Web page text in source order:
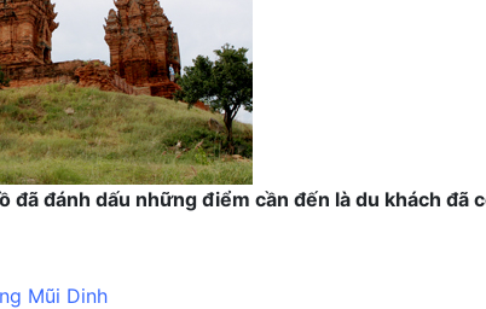
đã đánh dấu những điểm cần đến là du khách
Mũi Dinh